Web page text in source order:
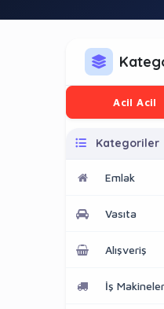
Acil Acil
Kategoriler
Emlak
Vasıta
Alışveriş
İş